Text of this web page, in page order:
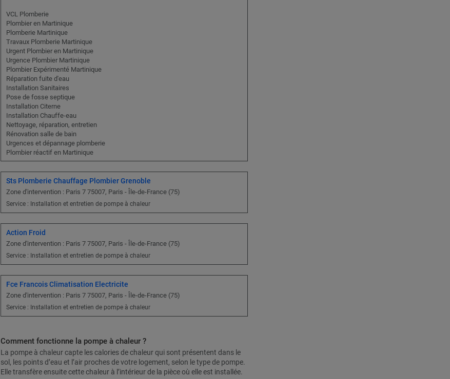
VCL Plomberie
Plombier en Martinique
Plomberie Martinique
Travaux Plomberie Martinique
Urgent Plombier en Martinique
Urgence Plombier Martinique
Plombier Expérimenté Martinique
Réparation fuite d'eau
Installation Sanitaires
Pose de fosse septique
Installation Citerne
Installation Chauffe-eau
Nettoyage, réparation, entretien
Rénovation salle de bain
Urgences et dépannage plomberie
Plombier réactif en Martinique
Sts Plomberie Chauffage Plombier Grenoble
Zone d'intervention : Paris 7 75007, Paris - Île-de-France (75)
Service : Installation et entretien de pompe à chaleur
Action Froid
Zone d'intervention : Paris 7 75007, Paris - Île-de-France (75)
Service : Installation et entretien de pompe à chaleur
Fce Francois Climatisation Electricite
Zone d'intervention : Paris 7 75007, Paris - Île-de-France (75)
Service : Installation et entretien de pompe à chaleur
Comment fonctionne la pompe à chaleur ?
La pompe à chaleur capte les calories de chaleur qui sont présentent dans le
sol, les points d’eau et l’air proches de votre logement, selon le type de pompe.
Elle transfère ensuite cette chaleur à l’intérieur de la pièce où elle est installée.